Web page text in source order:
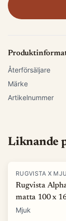
Återförsäljare
Märke
Artikelnummer
Liknande
-15%
RUGVISTA X
Rugvista
matta 100 x
Mjuk